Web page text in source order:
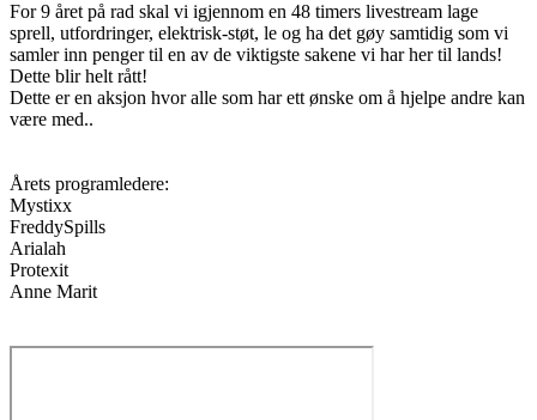
For 9 året på rad skal vi igjennom en 48 timers livestream lage
sprell, utfordringer, elektrisk-støt, le og ha det gøy samtidig som vi
samler inn penger til en av de viktigste sakene vi har her til lands!
Dette blir helt rått!
Dette er en aksjon hvor alle som har ett ønske om å hjelpe andre kan
være med..
Årets programledere:
Mystixx
FreddySpills
Arialah
Protexit
Anne Marit